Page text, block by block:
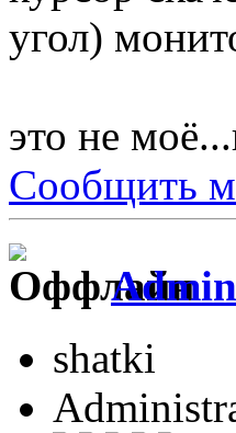
угол)
это не
Сообщить
Admin
shatki